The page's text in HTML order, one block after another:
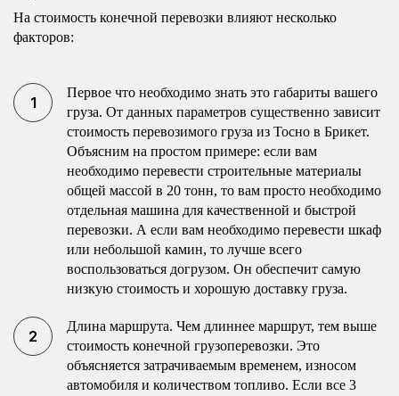
На стоимость конечной перевозки влияют несколько
факторов:
Первое что необходимо знать это габариты вашего
груза. От данных параметров существенно зависит
стоимость перевозимого груза из Тосно в Брикет.
Объясним на простом примере: если вам
необходимо перевести строительные материалы
общей массой в 20 тонн, то вам просто необходимо
отдельная машина для качественной и быстрой
перевозки. А если вам необходимо перевести шкаф
или небольшой камин, то лучше всего
воспользоваться догрузом. Он обеспечит самую
низкую стоимость и хорошую доставку груза.
Длина маршрута. Чем длиннее маршрут, тем выше
стоимость конечной грузоперевозки. Это
объясняется затрачиваемым временем, износом
автомобиля и количеством топливо. Если все 3